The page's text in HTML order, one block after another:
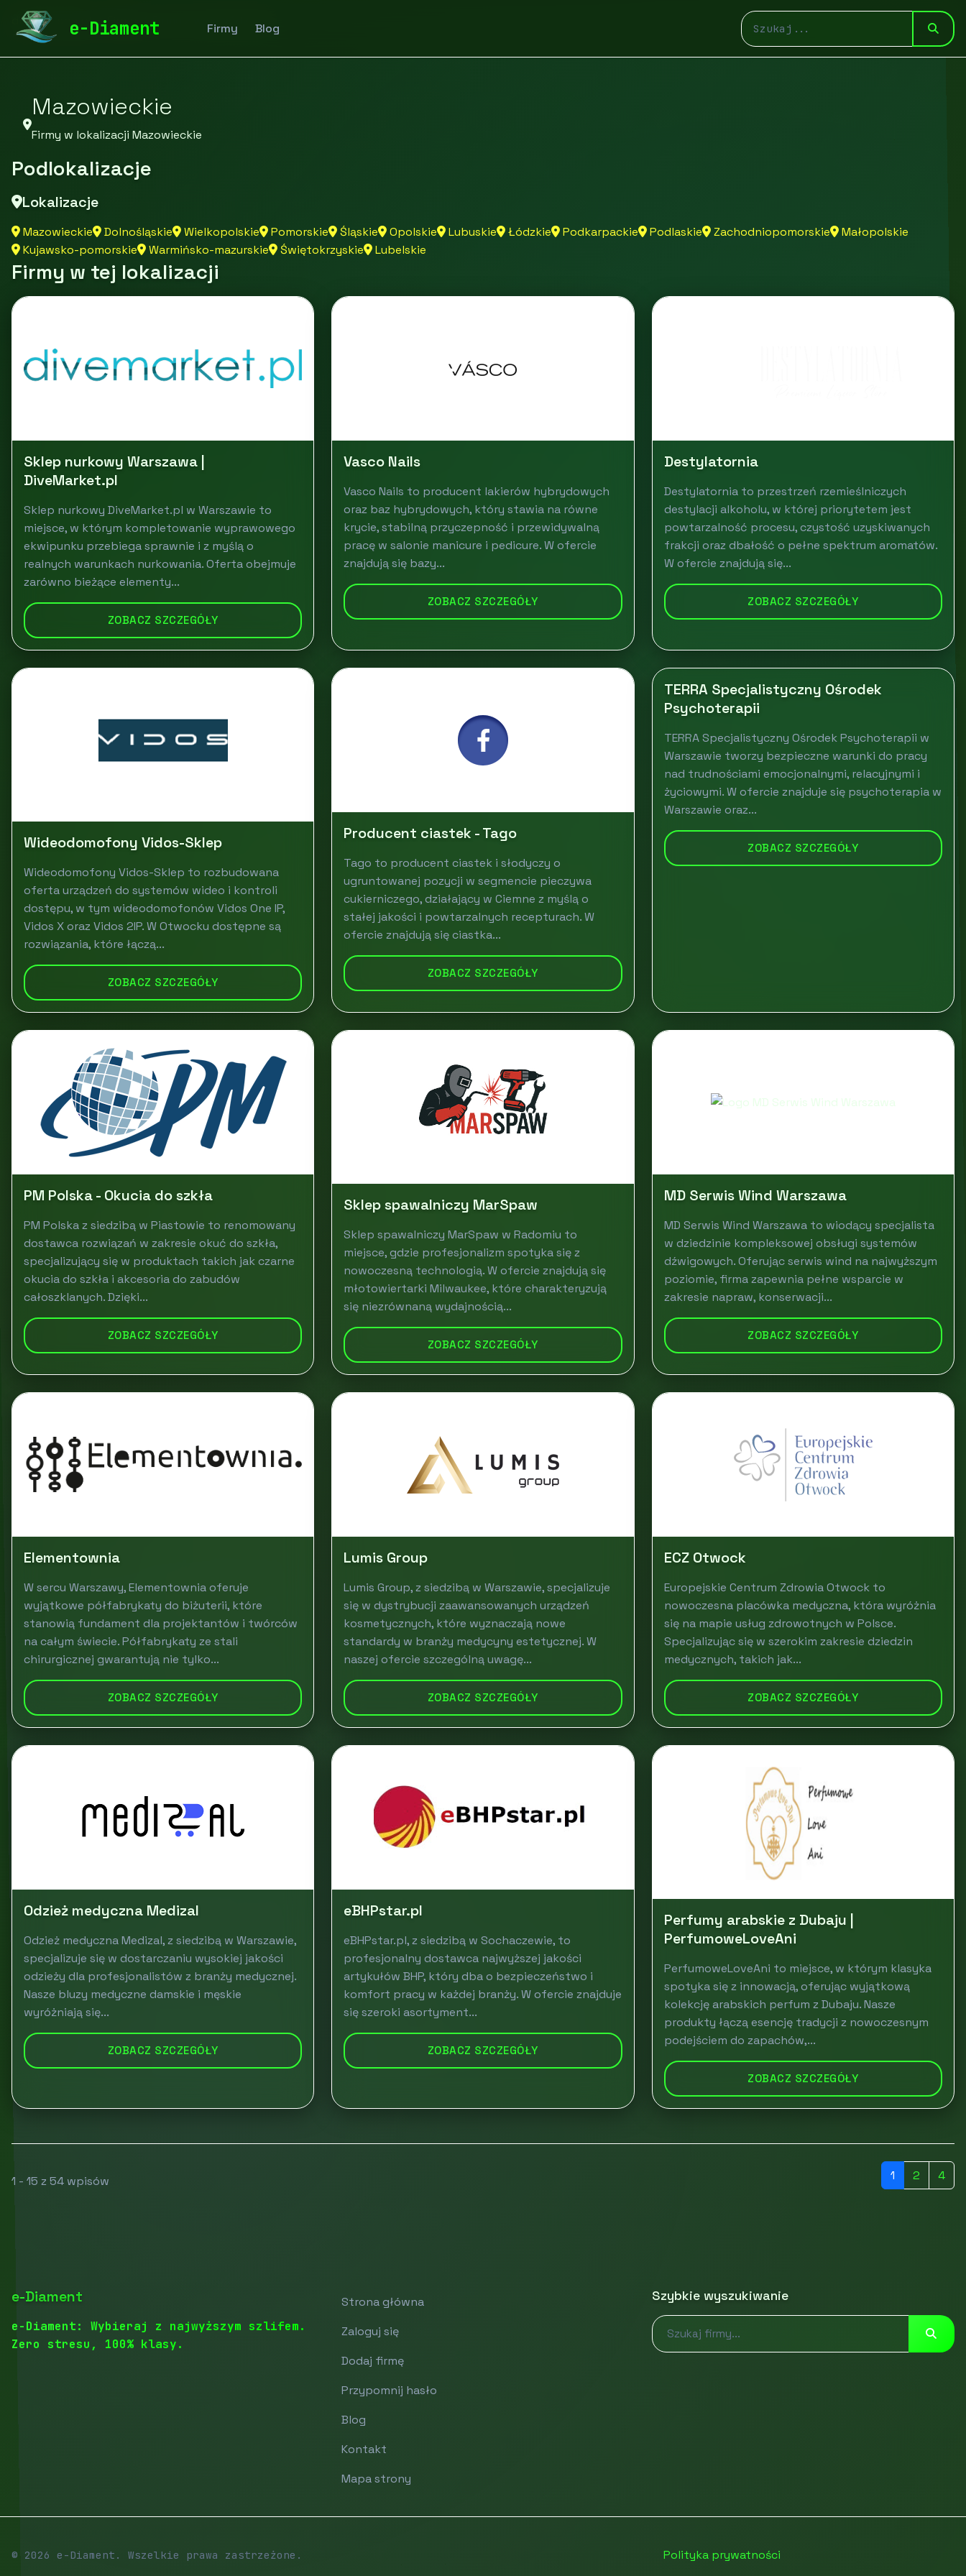
e-Diament Firmy Blog
diamentspa.pl Firmy z województwa
Mazowieckie
Firmy w lokalizacji Mazowieckie
Podlokalizacje
Lokalizacje
Mazowieckie Dolnośląskie Wielkopolskie Pomorskie Śląskie Opolskie Lubuskie Łódzkie Podkarpackie Podlaskie Zachodniopomorskie
Małopolskie
Kujawsko-pomorskie
Warmińsko-mazurskie Świętokrzyskie Lubelskie
Firmy w tej lokalizacji
Sklep nurkowy Warszawa |
DiveMarket.pl
Sklep nurkowy DiveMarket.pl w Warszawie to
miejsce, w którym kompletowanie wyprawowego
ekwipunku przebiega sprawnie i z myślą o
realnych warunkach nurkowania. Oferta obejmuje
zarówno bieżące elementy...
ZOBACZ SZCZEGÓŁY
Vasco Nails
Vasco Nails to producent lakierów hybrydowych
oraz baz hybrydowych, który stawia na równe
krycie, stabilną przyczepność i przewidywalną
pracę w salonie manicure i pedicure. W ofercie
znajdują się bazy...
ZOBACZ SZCZEGÓŁY
Destylatornia
Destylatornia to przestrzeń rzemieślniczych
destylacji alkoholu, w której priorytetem jest
powtarzalność procesu, czystość uzyskiwanych
frakcji oraz dbałość o pełne spektrum aromatów.
W ofercie znajdują się...
ZOBACZ SZCZEGÓŁY
Wideodomofony Vidos-Sklep
Wideodomofony Vidos-Sklep to rozbudowana
oferta urządzeń do systemów wideo i kontroli
dostępu, w tym wideodomofonów Vidos One IP,
Vidos X oraz Vidos 2IP. W Otwocku dostępne są
rozwiązania, które łączą...
ZOBACZ SZCZEGÓŁY
Producent ciastek - Tago
Tago to producent ciastek i słodyczy o
ugruntowanej pozycji w segmencie pieczywa
cukierniczego, działający w Ciemne z myślą o
stałej jakości i powtarzalnych recepturach. W
ofercie znajdują się ciastka...
ZOBACZ SZCZEGÓŁY
TERRA Specjalistyczny Ośrodek
Psychoterapii
TERRA Specjalistyczny Ośrodek Psychoterapii w
Warszawie tworzy bezpieczne warunki do pracy
nad trudnościami emocjonalnymi, relacyjnymi i
życiowymi. W ofercie znajduje się psychoterapia w
Warszawie oraz...
ZOBACZ SZCZEGÓŁY
PM Polska - Okucia do szkła
PM Polska z siedzibą w Piastowie to renomowany
dostawca rozwiązań w zakresie okuć do szkła,
specjalizujący się w produktach takich jak czarne
okucia do szkła i akcesoria do zabudów
całoszklanych. Dzięki...
ZOBACZ SZCZEGÓŁY
Sklep spawalniczy MarSpaw
Sklep spawalniczy MarSpaw w Radomiu to
miejsce, gdzie profesjonalizm spotyka się z
nowoczesną technologią. W ofercie znajdują się
młotowiertarki Milwaukee, które charakteryzują
się niezrównaną wydajnością...
ZOBACZ SZCZEGÓŁY
MD Serwis Wind Warszawa
MD Serwis Wind Warszawa to wiodący specjalista
w dziedzinie kompleksowej obsługi systemów
dźwigowych. Oferując serwis wind na najwyższym
poziomie, firma zapewnia pełne wsparcie w
zakresie napraw, konserwacji...
ZOBACZ SZCZEGÓŁY
Elementownia
W sercu Warszawy, Elementownia oferuje
wyjątkowe półfabrykaty do biżuterii, które
stanowią fundament dla projektantów i twórców
na całym świecie. Półfabrykaty ze stali
chirurgicznej gwarantują nie tylko...
ZOBACZ SZCZEGÓŁY
Lumis Group
Lumis Group, z siedzibą w Warszawie, specjalizuje
się w dystrybucji zaawansowanych urządzeń
kosmetycznych, które wyznaczają nowe
standardy w branży medycyny estetycznej. W
naszej ofercie szczególną uwagę...
ZOBACZ SZCZEGÓŁY
ECZ Otwock
Europejskie Centrum Zdrowia Otwock to
nowoczesna placówka medyczna, która wyróżnia
się na mapie usług zdrowotnych w Polsce.
Specjalizując się w szerokim zakresie dziedzin
medycznych, takich jak...
ZOBACZ SZCZEGÓŁY
Odzież medyczna Medizal
Odzież medyczna Medizal, z siedzibą w Warszawie,
specjalizuje się w dostarczaniu wysokiej jakości
odzieży dla profesjonalistów z branży medycznej.
Nasze bluzy medyczne damskie i męskie
wyróżniają się...
ZOBACZ SZCZEGÓŁY
eBHPstar.pl
eBHPstar.pl, z siedzibą w Sochaczewie, to
profesjonalny dostawca najwyższej jakości
artykułów BHP, który dba o bezpieczeństwo i
komfort pracy w każdej branży. W ofercie znajduje
się szeroki asortyment...
ZOBACZ SZCZEGÓŁY
Perfumy arabskie z Dubaju |
PerfumoweLoveAni
PerfumoweLoveAni to miejsce, w którym klasyka
spotyka się z innowacją, oferując wyjątkową
kolekcję arabskich perfum z Dubaju. Nasze
produkty łączą esencję tradycji z nowoczesnym
podejściem do zapachów,...
ZOBACZ SZCZEGÓŁY
1 - 15 z 54 wpisów 1 2 4
e-Diament
e-Diament: Wybieraj z najwyższym szlifem.
Zero stresu, 100% klasy.
Strona główna
Zaloguj się
Dodaj firmę
Przypomnij hasło
Blog
Kontakt
Mapa strony
Szybkie wyszukiwanie
© 2026 e-Diament. Wszelkie prawa zastrzeżone. Polityka prywatności